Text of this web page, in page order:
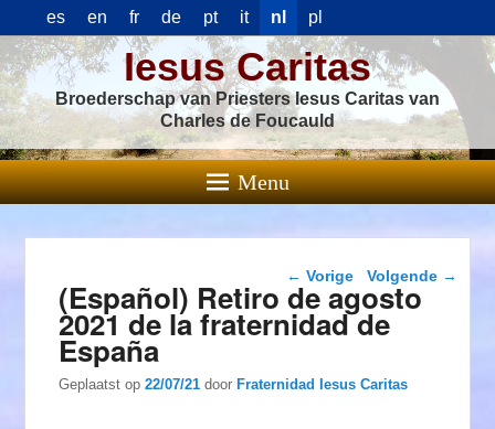
es en fr de pt it nl pl
Iesus Caritas
Broederschap van Priesters Iesus Caritas van
Charles de Foucauld
Menu
Berichtnavigatie
← Vorige Volgende →
(Español) Retiro de agosto
2021 de la fraternidad de
España
Geplaatst op22/07/21 doorFraternidad Iesus Caritas